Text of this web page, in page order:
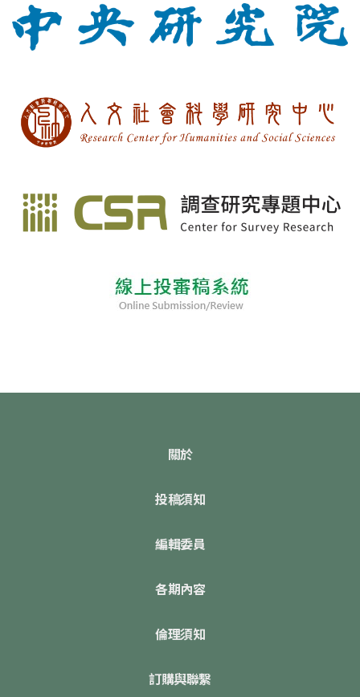
關於
投稿須知
編輯委員
各期內容
倫理須知
訂購與聯繫